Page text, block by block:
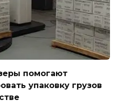
помогают
упаковку грузов